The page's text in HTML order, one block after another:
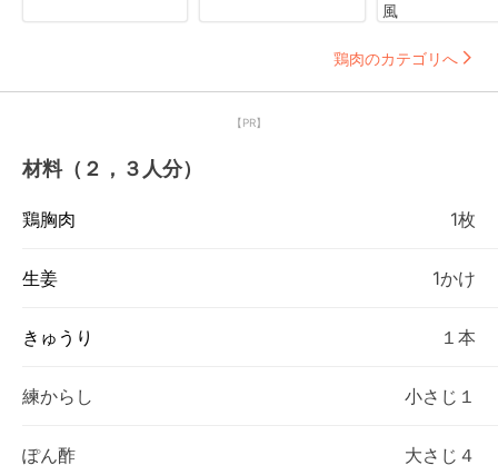
風
鶏肉のカテゴリへ
【PR】
材料（２，３人分）
鶏胸肉 1枚
生姜 1かけ
きゅうり １本
練からし 小さじ１
ぽん酢 大さじ４